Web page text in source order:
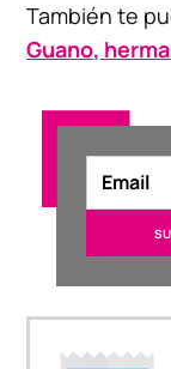
También te
Guano,